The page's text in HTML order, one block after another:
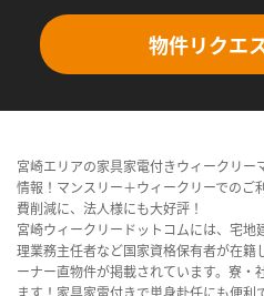
物件リクエ
宮崎エリアの家具家電付きウィークリ
情報！マンスリー＋ウィークリーでのご
費削減に、法人様にも大好評！
宮崎ウィークリードットコムには、宅
理業務主任者など国家資格保有者が在籍
ーナー直物件が掲載されています。寮・